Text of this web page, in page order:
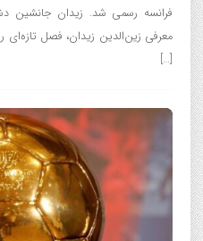
فرانسه رسمی شد. زیدان جانشین
معرفی زین‌الدین زیدان، فصل تازه‌ای
[…]